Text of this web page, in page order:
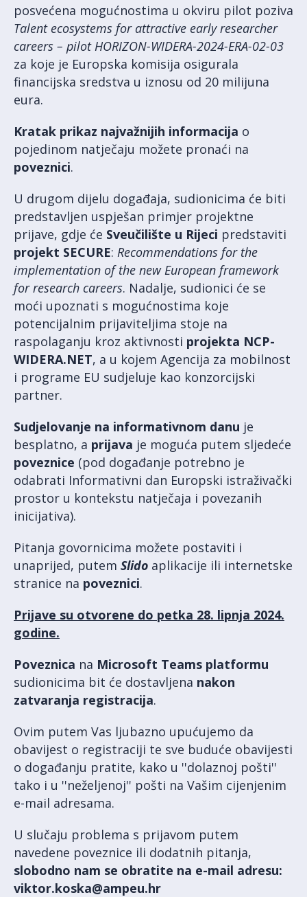
posvećena mogućnostima u okviru pilot poziva
Talent ecosystems for attractive early researcher
careers – pilot HORIZON-WIDERA-2024-ERA-02-03
za koje je Europska komisija osigurala
financijska sredstva u iznosu od 20 milijuna
eura.
Kratak prikaz najvažnijih informacija o
pojedinom natječaju možete pronaći na
poveznici.
U drugom dijelu događaja, sudionicima će biti
predstavljen uspješan primjer projektne
prijave, gdje će Sveučilište u Rijeci predstaviti
projekt SECURE: Recommendations for the
implementation of the new European framework
for research careers. Nadalje, sudionici će se
moći upoznati s mogućnostima koje
potencijalnim prijaviteljima stoje na
raspolaganju kroz aktivnosti projekta NCP-
WIDERA.NET, a u kojem Agencija za mobilnost
i programe EU sudjeluje kao konzorcijski
partner.
Sudjelovanje na informativnom danu je
besplatno, a prijava je moguća putem sljedeće
poveznice (pod događanje potrebno je
odabrati Informativni dan Europski istraživački
prostor u kontekstu natječaja i povezanih
inicijativa).
Pitanja govornicima možete postaviti i
unaprijed, putem Slido aplikacije ili internetske
stranice na poveznici.
Prijave su otvorene do petka 28. lipnja 2024.
godine.
Poveznica na Microsoft Teams platformu
sudionicima bit će dostavljena nakon
zatvaranja registracija.
Ovim putem Vas ljubazno upućujemo da
obavijest o registraciji te sve buduće obavijesti
o događanju pratite, kako u ''dolaznoj pošti''
tako i u ''neželjenoj'' pošti na Vašim cijenjenim
e-mail adresama.
U slučaju problema s prijavom putem
navedene poveznice ili dodatnih pitanja,
slobodno nam se obratite na e-mail adresu:
viktor.koska@ampeu.hr